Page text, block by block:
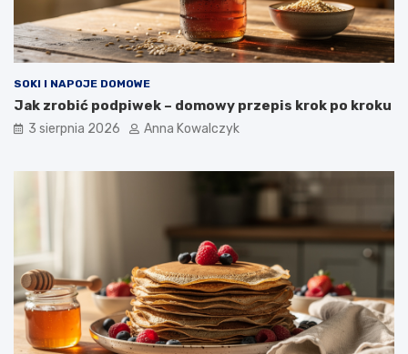
SOKI I NAPOJE DOMOWE
Jak zrobić podpiwek – domowy przepis krok po kroku
3 sierpnia 2026 Anna Kowalczyk